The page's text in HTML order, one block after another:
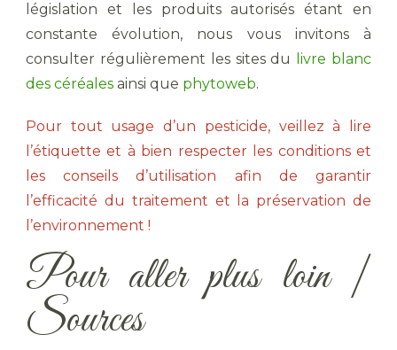
législation et les produits autorisés étant en
constante évolution, nous vous invitons à
consulter régulièrement les sites du
livre blanc
des céréales ainsi que phytoweb.
Pour tout usage d’un pesticide, veillez à lire
l’étiquette et à bien respecter les conditions et
les conseils d’utilisation afin de garantir
l’efficacité du traitement et la préservation de
l’environnement !
Pour aller plus loin |
Sources